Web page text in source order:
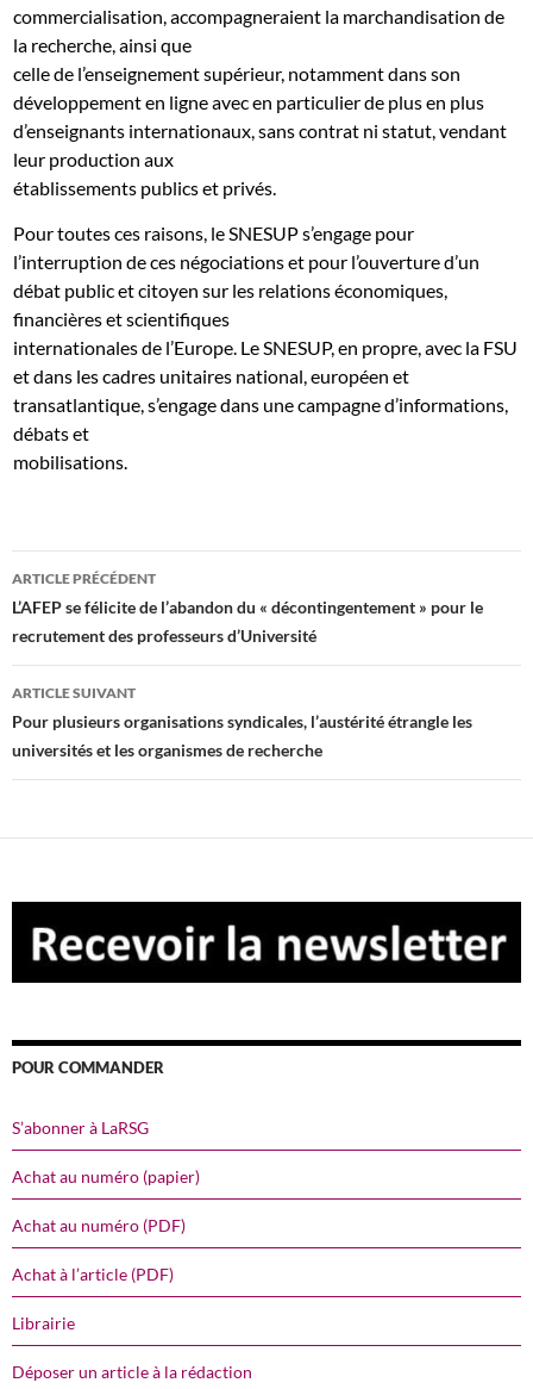
commercialisation, accompagneraient la marchandisation de
la recherche, ainsi que
celle de l’enseignement supérieur, notamment dans son
développement en ligne avec en particulier de plus en plus
d’enseignants internationaux, sans contrat ni statut, vendant
leur production aux
établissements publics et privés.
Pour toutes ces raisons, le SNESUP s’engage pour
l’interruption de ces négociations et pour l’ouverture d’un
débat public et citoyen sur les relations économiques,
financières et scientifiques
internationales de l’Europe. Le SNESUP, en propre, avec la FSU
et dans les cadres unitaires national, européen et
transatlantique, s’engage dans une campagne d’informations,
débats et
mobilisations.
Navigation
des
articles
ARTICLE PRÉCÉDENT
L’AFEP se félicite de l’abandon du « décontingentement » pour le
recrutement des professeurs d’Université
ARTICLE SUIVANT
Pour plusieurs organisations syndicales, l’austérité étrangle les
universités et les organismes de recherche
POUR COMMANDER
S’abonner à LaRSG
Achat au numéro (papier)
Achat au numéro (PDF)
Achat à l’article (PDF)
Librairie
Déposer un article à la rédaction